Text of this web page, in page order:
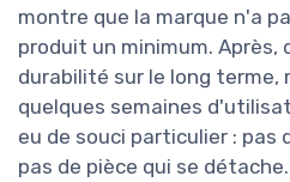
montre que la marque n'a
produit un minimum. Après,
durabilité sur le long terme,
quelques semaines
eu de souci particulier : pas
pas de pièce qui se